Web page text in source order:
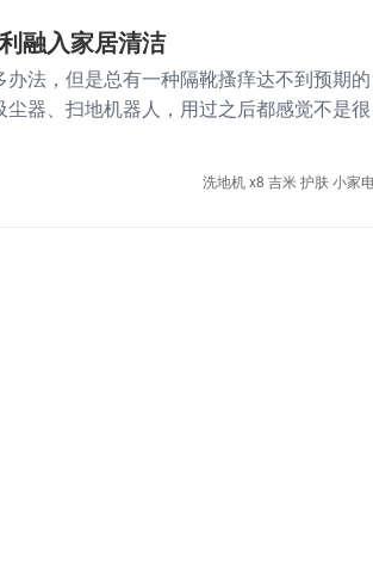
融入家居清洁
法，但是总有一种隔靴搔痒达不到预期的
器、扫地机器人，用过之后都感觉不是很
洗地机x8 吉米 护肤小家